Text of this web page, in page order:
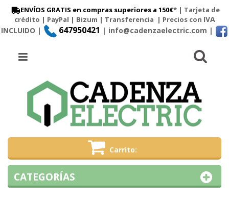
ENVÍOS GRATIS en compras superiores a 150€* | Tarjeta de
crédito | PayPal | Bizum | Transferencia | Precios con IVA
INCLUIDO |
647950421 | info@cadenzaelectric.com |
Carrito
Menú
CATEGORÍAS